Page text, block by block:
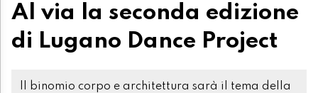
Al via la seconda edizione
di Lugano Dance Project
Il binomio corpo e architettura sarà il tema della